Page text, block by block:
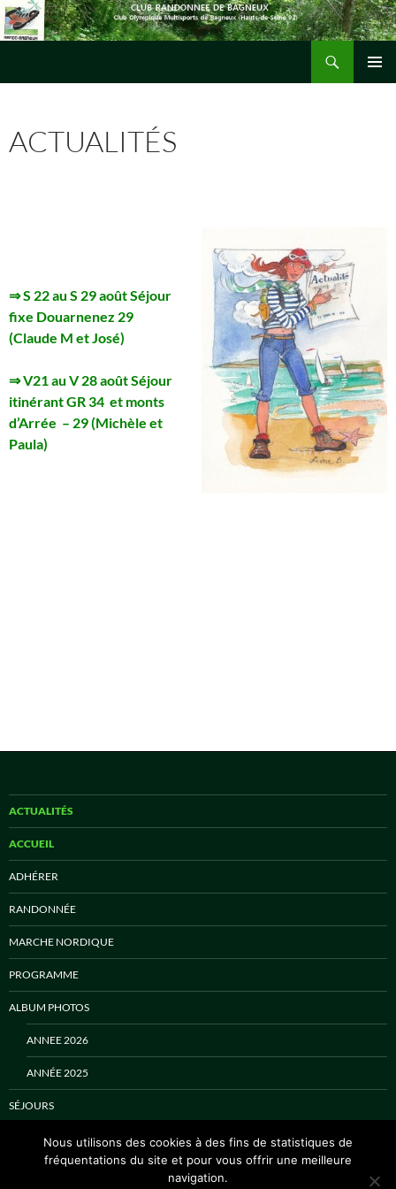
Aller
au
ACTUALITÉS
⇒ S 22 au S 29 août Séjour
fixe Douarnenez 29
(Claude M et José)
⇒ V21 au V 28 août Séjour
itinérant GR 34 et monts
d’Arrée – 29 (Michèle et
Paula)
ACTUALITÉS
ACCUEIL
ADHÉRER
RANDONNÉE
MARCHE NORDIQUE
PROGRAMME
ALBUM PHOTOS
ANNEE 2026
ANNÉE 2025
SÉJOURS
CONTACTNous utilisons des cookies à des fins de statistiques de
fréquentations du site et pour vous offrir une meilleure
navigation.